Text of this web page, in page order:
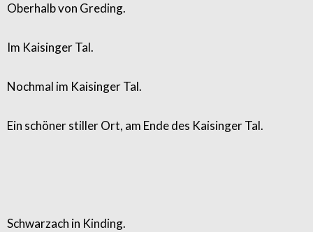
Oberhalb von Greding.
Im Kaisinger Tal.
Nochmal im Kaisinger Tal.
Ein schöner stiller Ort, am Ende des Kaisinger Tal.
Schwarzach in Kinding.